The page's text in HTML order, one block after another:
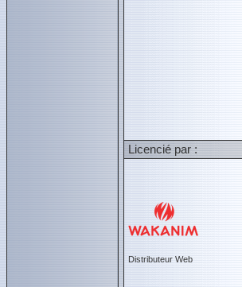
Licencié par :
Distributeur Web